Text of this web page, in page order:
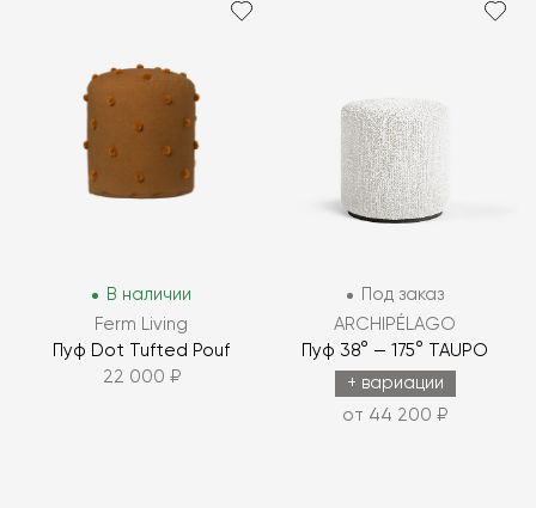
В наличии
Ferm Living
Пуф Dot Tufted Pouf
22 000 ₽
Под заказ
ARCHIPÉLAGO
Пуф 38° — 175° TAUPO
+ вариации
от 44 200 ₽